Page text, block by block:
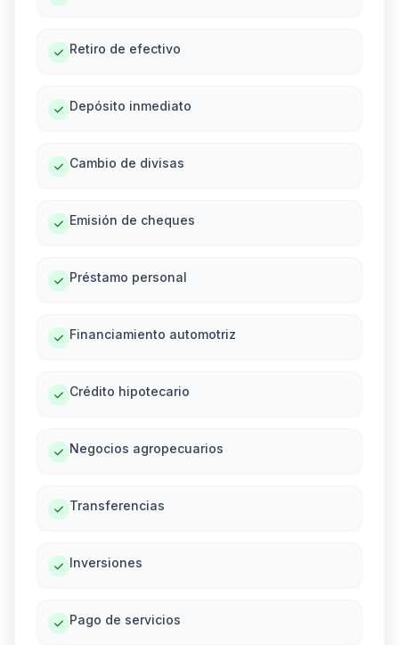
Retiro de efectivo
Depósito inmediato
Cambio de divisas
Emisión de cheques
Préstamo personal
Financiamiento automotriz
Crédito hipotecario
Negocios agropecuarios
Transferencias
Inversiones
Pago de servicios